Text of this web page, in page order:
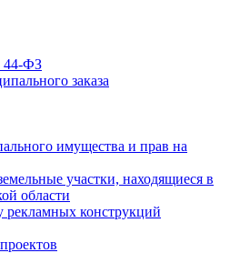
44-ФЗ
заказа
имущества и прав на
участки, находящиеся в
области
рекламных конструкций